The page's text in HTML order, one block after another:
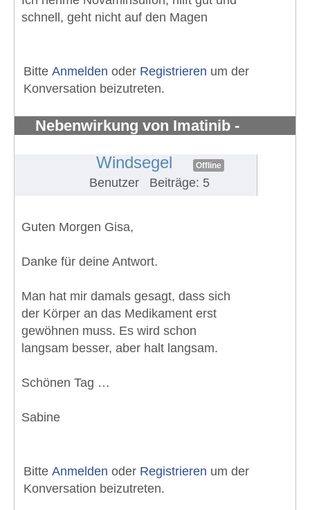
schnell, geht nicht auf den Magen
Bitte Anmelden oder Registrieren um der
Konversation beizutreten.
Nebenwirkung von Imatinib -
Windsegel Offline
Benutzer Beiträge: 5
Guten Morgen Gisa,
Danke für deine Antwort.
Man hat mir damals gesagt, dass sich
der Körper an das Medikament erst
gewöhnen muss. Es wird schon
langsam besser, aber halt langsam.
Schönen Tag …
Sabine
Bitte Anmelden oder Registrieren um der
Konversation beizutreten.